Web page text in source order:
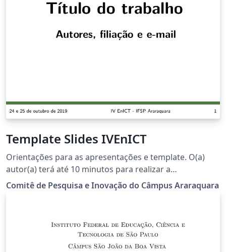
Template Slides IVEnICT
Orientações para as apresentações e template. O(a)
autor(a) terá até 10 minutos para realizar a
apresentação e haverá um tempo de 5 minutos para
perguntas e esclarecimentos de dúvidas da plateia. O
estudo pela comissão organizadora a alternativa de
apresentações via poster.
Comitê de Pesquisa e Inovação do Câmpus Araraquara